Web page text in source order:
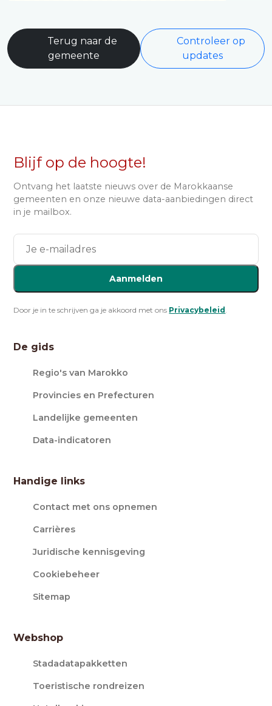
Terug naar de
gemeente
Controleer op
updates
Blijf op de hoogte!
Ontvang het laatste nieuws over de Marokkaanse
gemeenten en onze nieuwe data-aanbiedingen direct
in je mailbox.
Aanmelden
Door je in te schrijven ga je akkoord met ons Privacybeleid .
De gids
Regio's van Marokko
Provincies en Prefecturen
Landelijke gemeenten
Data-indicatoren
Handige links
Contact met ons opnemen
Carrières
Juridische kennisgeving
Cookiebeheer
Sitemap
Webshop
Stadadatapakketten
Toeristische rondreizen